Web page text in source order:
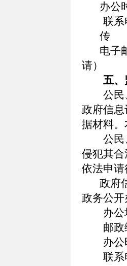
办公时
联系电
传 真
电子
请）
五
公民、
政府信
据材料
公民、
侵犯其
依法申
政府信
政务公开
办公地
邮政
办公时
联系电